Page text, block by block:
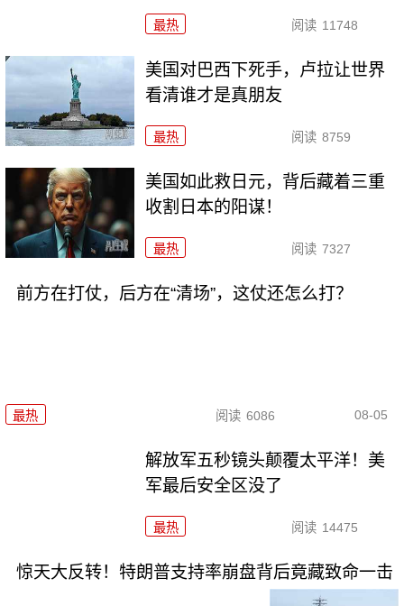
最热 阅读 11748
美国对巴西下死手，卢拉让世界
看清谁才是真朋友
最热 阅读 8759
美国如此救日元，背后藏着三重
收割日本的阳谋！
最热 阅读 7327
前方在打仗，后方在“清场”，这仗还怎么打？
最热 阅读 6086 08-05
解放军五秒镜头颠覆太平洋！美
军最后安全区没了
最热 阅读 14475
惊天大反转！特朗普支持率崩盘背后竟藏致命一击